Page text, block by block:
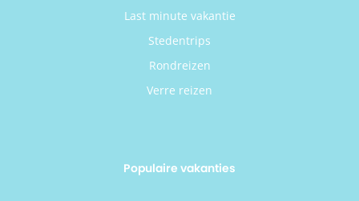
Last minute vakantie
Stedentrips
Rondreizen
Verre reizen
Populaire vakanties